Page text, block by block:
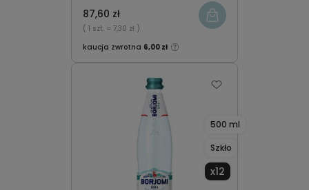
87,60 zł
( 1 szt. = 7,30 zł )
kaucja zwrotna 6,00 zł
500 ml
Szkło
x12